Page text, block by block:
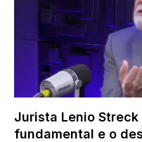
Jurista Lenio
fundamental e o